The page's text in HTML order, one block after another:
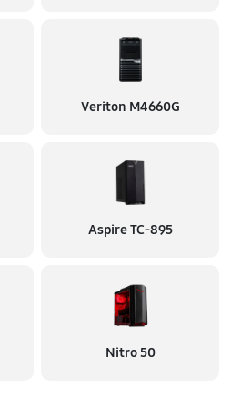
Veriton M4660G
Aspire TC-895
Nitro 50